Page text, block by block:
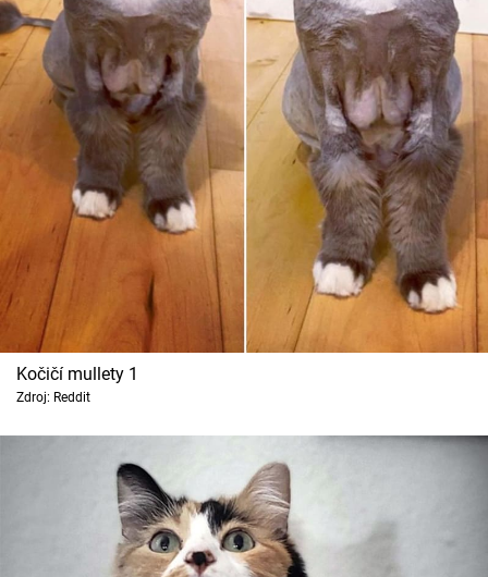
Cool Esport
Pořady
TV Program
Sledujte prima+
Přihlášení
Sledujte nás
Kočičí mullety 1
Zdroj: Reddit